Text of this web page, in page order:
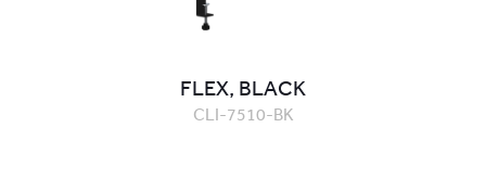
FLEX, BLACK
CLI-7510-BK